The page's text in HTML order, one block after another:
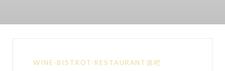
WINE-BISTROT-RESTAURANT酒吧